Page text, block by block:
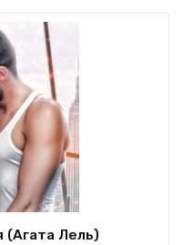
Лель)